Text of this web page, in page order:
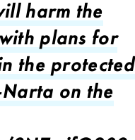
harm the
plans for
the protected
on the